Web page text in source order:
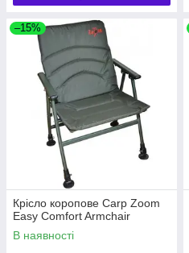
–15%
Крісло коропове Carp Zoom
Easy Comfort Armchair
В наявності